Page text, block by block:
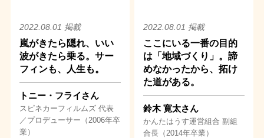
2022.08.01 掲載
嵐がきたら隠れ、いい
波がきたら乗る。サー
フィンも、人生も。
トニー・フライさん
スピネカーフィルムズ 代表
／プロデューサー（2006年卒
業）
2022.08.01 掲載
ここにいる一番の目的
は「地域づくり」。諦
めなかったから、拓け
た道がある。
鈴木 寛太さん
かんたはうす運営組合 副組
合長（2014年卒業）